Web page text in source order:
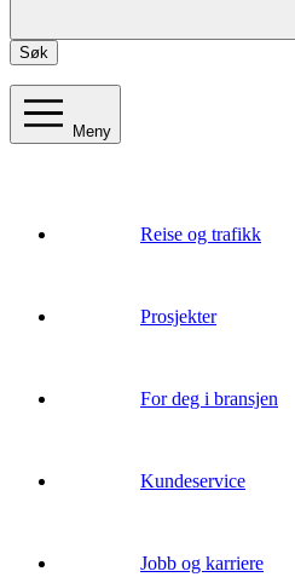
Søk
Meny
Reise og trafikk
Prosjekter
For deg i bransjen
Kundeservice
Jobb og karriere